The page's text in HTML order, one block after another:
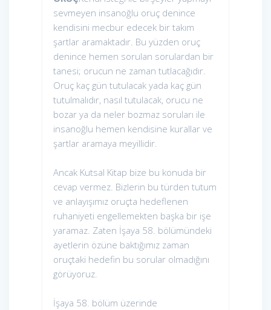
sevmeyen insanoğlu oruç denince
kendisini mecbur edecek bir takım
şartlar aramaktadır. Bu yüzden oruç
denince hemen sorulan sorulardan bir
tanesi; orucun ne zaman tutlacağıdır.
Oruç kaç gün tutulacak yada kaç gün
tutulmalıdır, nasıl tutulacak, orucu ne
bozar ya da neler bozmaz soruları ile
insanoğlu hemen kendisine kurallar ve
şartlar aramaya meyillidir.
Ancak Kutsal Kitap bize bu konuda bir
cevap vermez. Bizlerin bu türden tutum
ve anlayışımız oruçta hedeflenen
ruhaniyeti engellemekten başka bir işe
yaramaz. Zaten İşaya 58. bölümündeki
ayetlerin özüne baktığımız zaman
oruçtaki hedefin bu sorular olmadığını
görüyoruz.
İşaya 58. bölüm üzerinde